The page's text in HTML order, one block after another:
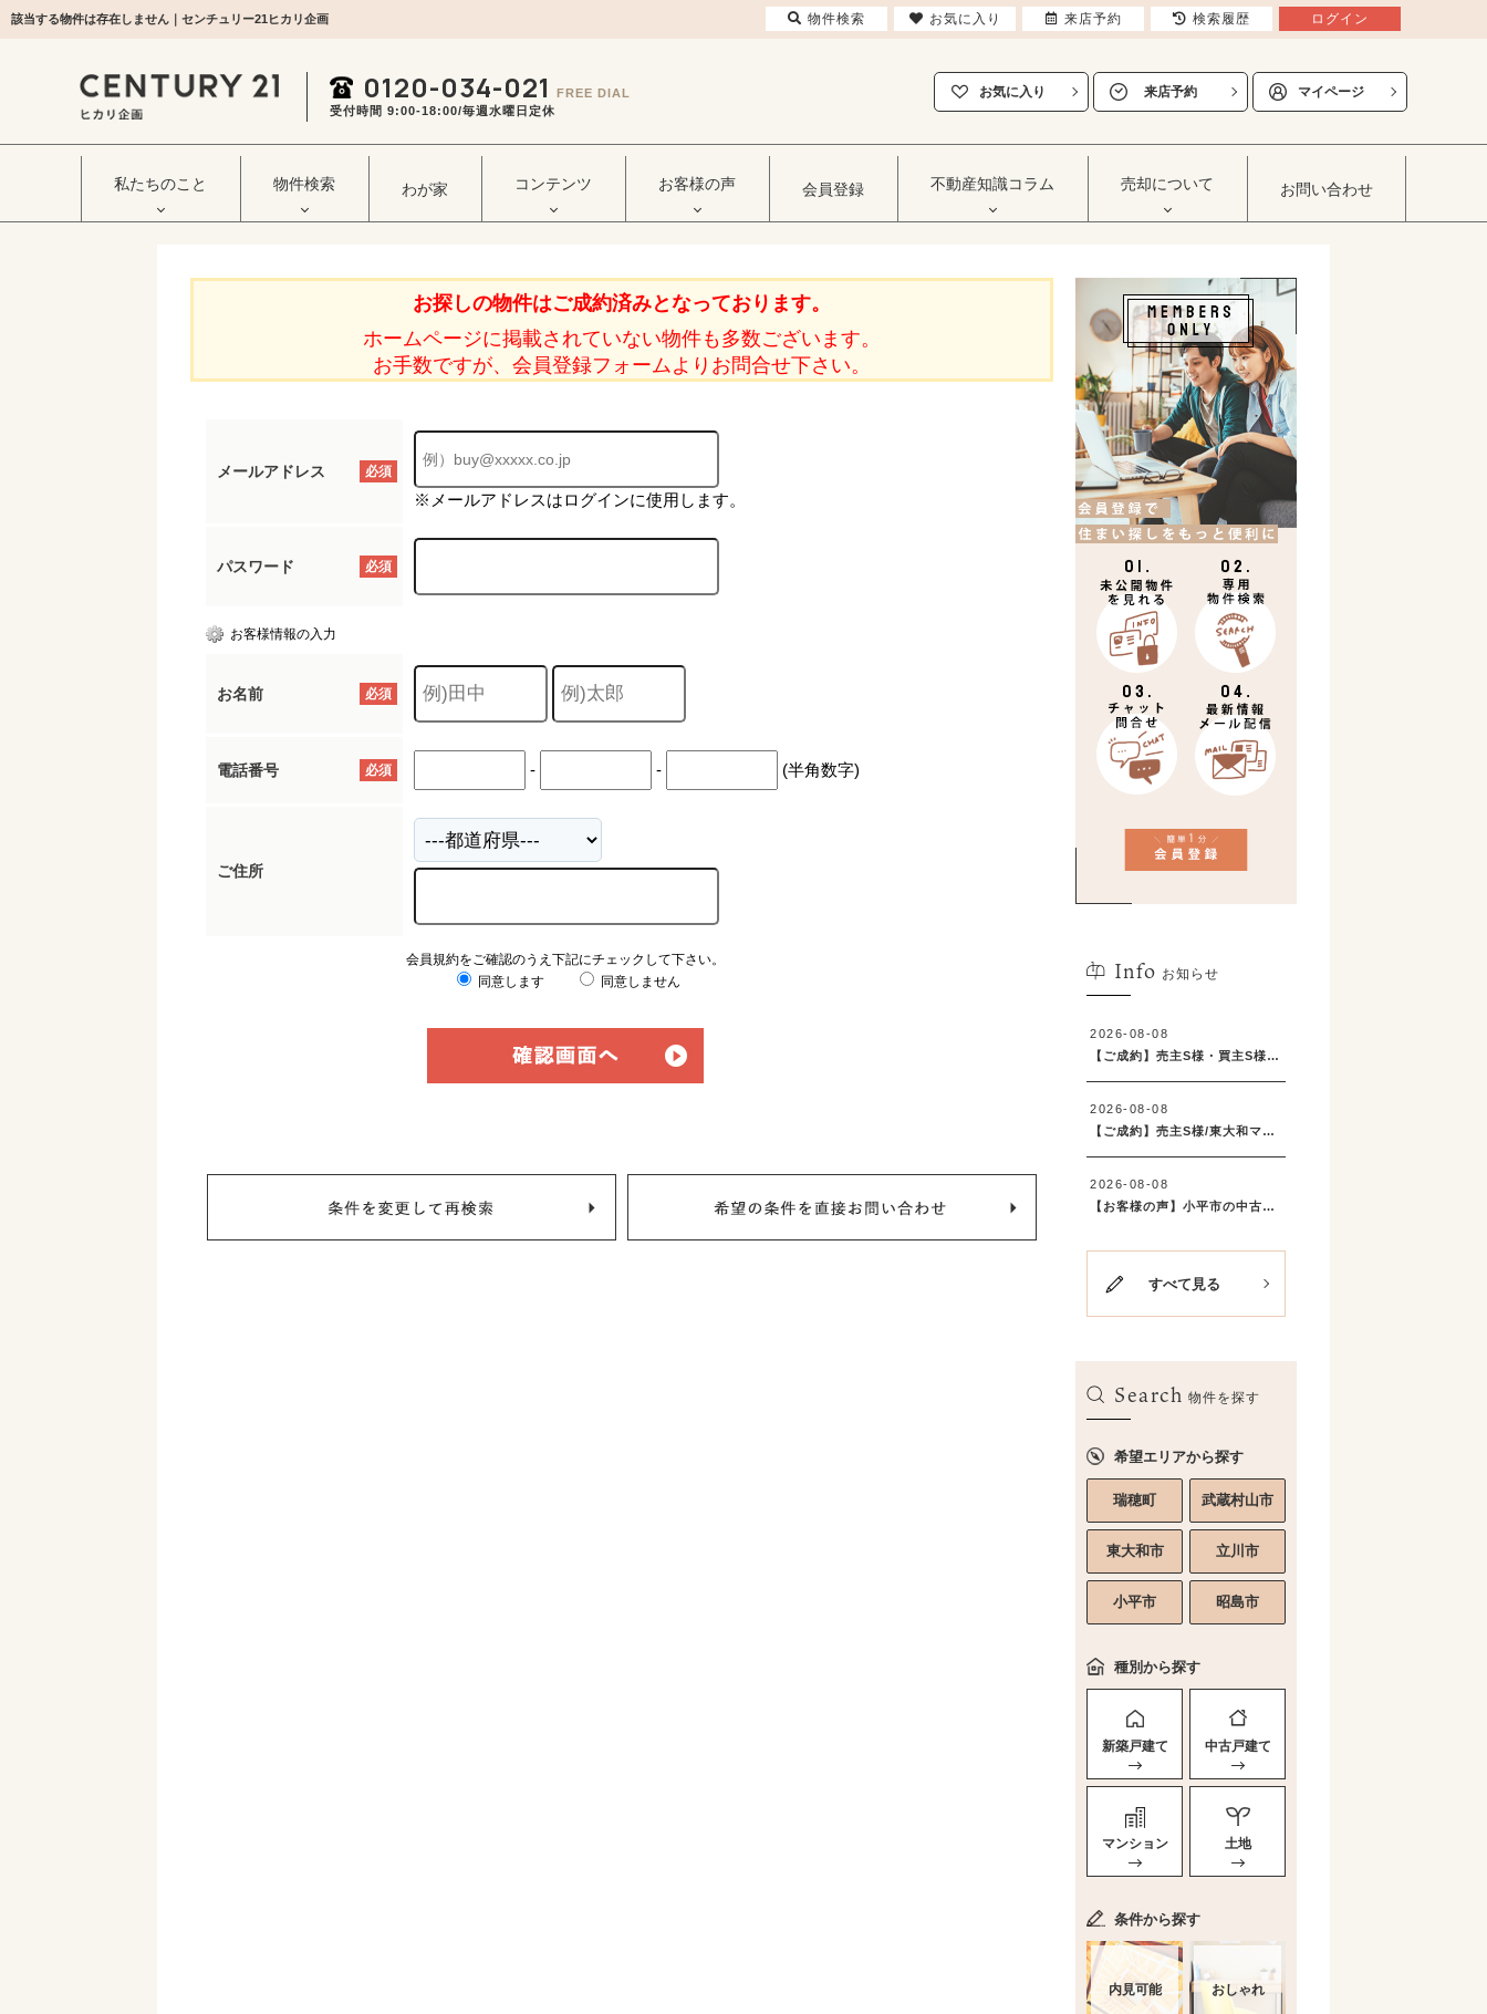
該当する物件は存在しません｜センチュリー21ヒカリ企画
0120-034-021
FREE DIAL
受付時間 9:00‐18:00/毎週水曜日定休
お気に入り 来店予約 マイページ
私たちのこと 物件検索 わが家 コンテンツ お客様の声 会員登録 不動産知識コラム 売却について お問い合わせ
お探しの物件はご成約済みとなっております。
ホームページに掲載されていない物件も多数ございます。
お手数ですが、会員登録フォームよりお問合せ下さい。
必須
メールアドレス
※メールアドレスはログインに使用します。
必須
パスワード
お客様情報の入力
必須
お名前
必須
電話番号 - - (半角数字)
ご住所
会員規約をご確認のうえ下記にチェックして下さい。
同意します
同意しません Info お知らせ
すべて見る
Search 物件を探す
希望エリアから探す
瑞穂町 武蔵村山市
東大和市 立川市
小平市 昭島市
種別から探す
新築戸建て 中古戸建て
マンション 土地
条件から探す
内見可能 おしゃれ
物件検索 お気に入り 来店予約 検索履歴 ログイン